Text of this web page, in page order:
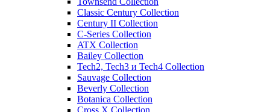
Classic Century Collection
Century II Collection
C-Series Collection
ATX Collection
Bailey Collection
Tech2, Tech3 и Tech4 Collection
Sauvage Collection
Beverly Collection
Botanica Collection
Cross X Collection